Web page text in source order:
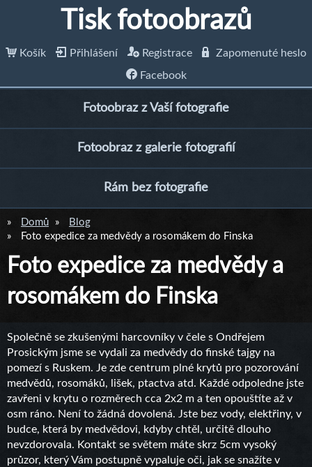
Tisk fotoobrazů
Košík Přihlášení Registrace
Zapomenuté heslo
Facebook
Fotoobraz z Vaší fotografie
Fotoobraz z galerie fotografií
Rám bez fotografie
Domů
Blog
Foto expedice za medvědy a rosomákem do Finska
Foto expedice za medvědy a
rosomákem do Finska
Společně se zkušenými harcovníky v čele s Ondřejem
Prosickým jsme se vydali za medvědy do finské tajgy na
pomezí s Ruskem. Je zde centrum plné krytů pro pozorování
medvědů, rosomáků, lišek, ptactva atd. Každé odpoledne jste
zavřeni v krytu o rozměrech cca 2x2 m a ten opouštíte až v
osm ráno. Není to žádná dovolená. Jste bez vody, elektřiny, v
budce, která by medvědovi, kdyby chtěl, určitě dlouho
nevzdorovala. Kontakt se světem máte skrz 5cm vysoký
průzor, který Vám postupně vypaluje oči, jak se snažíte v